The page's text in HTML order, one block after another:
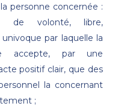
personne concernée :
de volonté, libre,
par laquelle la
accepte, par une
positif clair, que des
la concernant
;